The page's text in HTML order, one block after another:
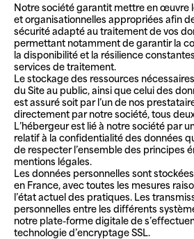
Notre société garantit mettre en œuvre
et organisationnelles appropriées afin
sécurité adapté au traitement de vos
permettant notamment de garantir la
la disponibilité et la résilience
services de traitement.
Le stockage des ressources
du Site au public, ainsi que celui des
est assuré soit par l’un de nos
directement par notre société, tous
L’hébergeur est lié à notre société par
relatif à la confidentialité des données
de respecter l’ensemble des principes
mentions légales.
Les données personnelles sont
en France, avec toutes les mesures
l’état actuel des pratiques. Les
personnelles entre les différents
notre plate-forme digitale de
technologie d’encryptage SSL.